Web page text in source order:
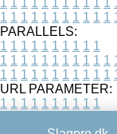
1 1 1 1 1 1 1 1 1 1 1
PARALLELS:
1 1 1 1 1 1 1 1 1 1
1 1 1 1 1 1 1 1 1 1 1
1 1 1 1 1 1 1 1 1 1 1
URL PARAMETER:
1 1 1 1 1 1 1 1 1 1